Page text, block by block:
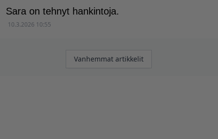
Sara on tehnyt hankintoja.
10.3.2026 10:55
Artikkelien
Vanhemmat artikkelit